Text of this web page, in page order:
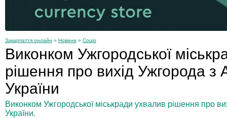
Закарпаття онлайн » Новини » Соціо
Виконком Ужгородської
рішення про вихід Ужгорода з
України
Виконком Ужгородської міськради ухвалив рішення про
України.